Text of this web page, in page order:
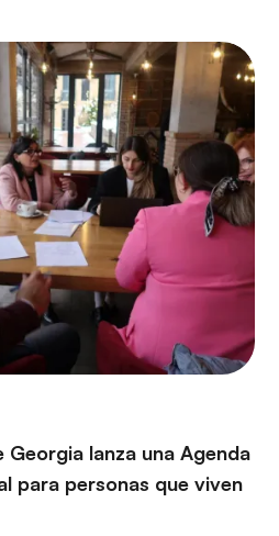
Georgia lanza una Agenda
para personas que viven